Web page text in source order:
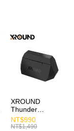
XROUND
Thunder
Connect™ PRO
電競發射器
NT$990
NT$1,490